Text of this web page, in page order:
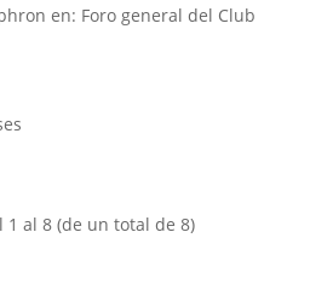
en: Foro general del Club
1 al 8 (de un total de 8)